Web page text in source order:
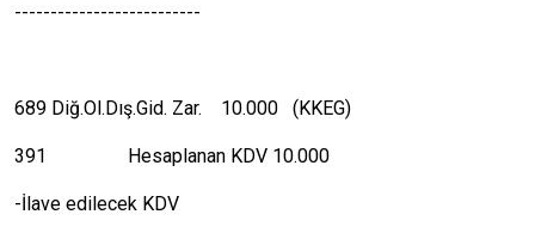
--------------------------
689 Diğ.Ol.Dış.Gid. Zar. 10.000 (KKEG)
391 Hesaplanan KDV 10.000
-İlave edilecek KDV